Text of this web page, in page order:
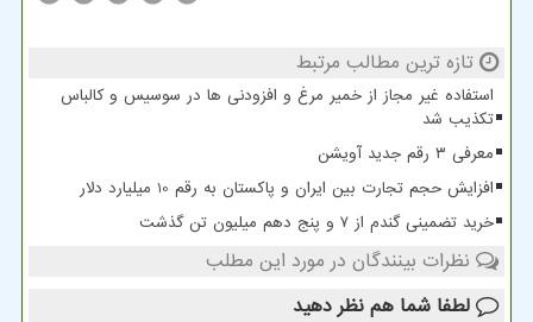
تازه ترین مطالب مرتبط
استفاده غیر مجاز از خمیر مرغ و افزودنی ها در سوسیس و کالباس
تکذیب شد
معرفی ۳ رقم جدید آویشن
افزایش حجم تجارت بین ایران و پاکستان به رقم 10 میلیارد دلار
خرید تضمینی گندم از ۷ و پنج دهم میلیون تن گذشت
نظرات بینندگان در مورد این مطلب
لطفا شما هم نظر دهید